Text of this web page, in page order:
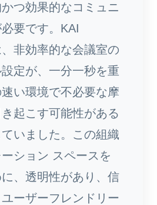
つ効果的なコミュニ
要です。KAI
非効率的な会議室の
定が、一分一秒を重
い環境で不必要な摩
起こす可能性がある
いました。この組織
ション スペースを
、透明性があり、信
ーザーフレンドリー